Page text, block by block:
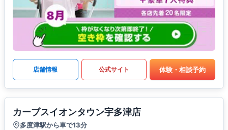
店舗情報 公式サイト 体験・相談予約
カーブスイオンタウン宇多津店
多度津駅から車で13分